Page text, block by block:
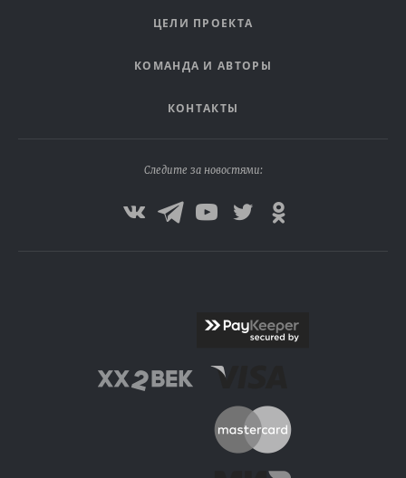
ЦЕЛИ ПРОЕКТА
КОМАНДА И АВТОРЫ
КОНТАКТЫ
Следите за новостями: